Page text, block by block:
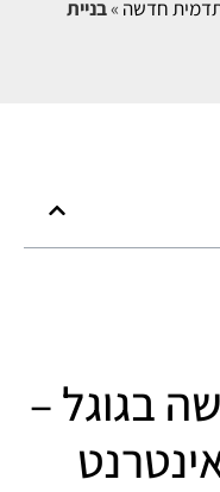
תדמית חדשה »בניית
בגוגל –